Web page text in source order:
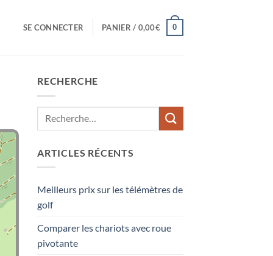
SE CONNECTER PANIER / 0,00€ 0
RECHERCHE
ARTICLES RÉCENTS
Meilleurs prix sur les télémètres de
golf
Comparer les chariots avec roue
pivotante